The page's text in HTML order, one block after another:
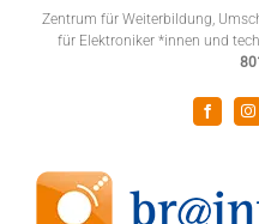
ZumZentrum für Weiterbildung,
für Elektroniker *innen und
Facebook